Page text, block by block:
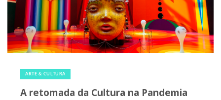
ARTE & CULTURA
A retomada da Cultura na Pandemia